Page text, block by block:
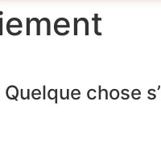
Quelque chose